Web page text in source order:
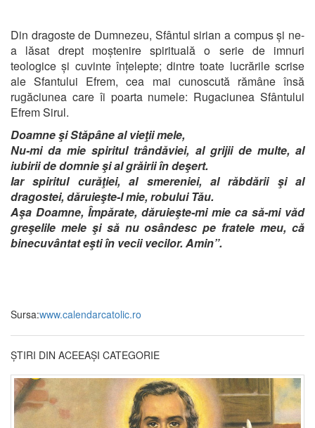
Din dragoste de Dumnezeu, Sfântul sirian a compus și ne-
a lăsat drept moștenire spirituală o serie de imnuri
teologice și cuvinte înțelepte; dintre toate lucrările scrise
ale Sfantului Efrem, cea mai cunoscută rămâne însă
rugăciunea care îi poarta numele: Rugaciunea Sfântului
Efrem Sirul.
Doamne şi Stăpâne al vieţii mele,
Nu-mi da mie spiritul trândăviei, al grijii de multe, al
iubirii de domnie şi al grăirii în deşert.
Iar spiritul curăţiei, al smereniei, al răbdării şi al
dragostei, dăruieşte-l mie, robului Tău.
Aşa Doamne, Împărate, dăruieşte-mi mie ca să-mi văd
greşelile mele şi să nu osândesc pe fratele meu, că
binecuvântat eşti în vecii vecilor. Amin”.
Sursa:www.calendarcatolic.ro
ȘTIRI DIN ACEEAȘI CATEGORIE